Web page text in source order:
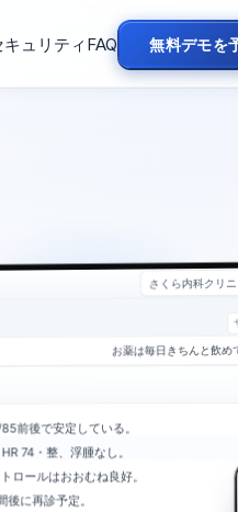
キュリティ FAQ 無料デモを
さくら内科クリ
はい、欠かさ
前後で安定している。
74・整、浮腫なし。
ロールはおおむね良好。
に再診予定。